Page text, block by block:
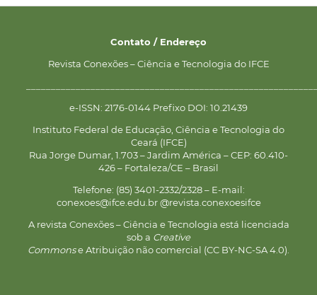
Contato / Endereço
Revista Conexões – Ciência e Tecnologia do IFCE
e-ISSN: 2176-0144 Prefixo DOI: 10.21439
Instituto Federal de Educação, Ciência e Tecnologia do
Ceará (IFCE)
Rua Jorge Dumar, 1.703 – Jardim América – CEP: 60.410-
426 – Fortaleza/CE – Brasil
Telefone: (85) 3401-2332/2328 – E-mail:
conexoes@ifce.edu.br @revista.conexoesifce
A revista Conexões – Ciência e Tecnologia está licenciada
sob a Creative
Commonse Atribuição não comercial (CC BY-NC-SA 4.0).